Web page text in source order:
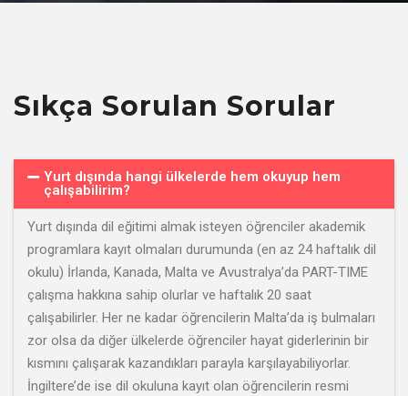
Sıkça Sorulan Sorular
Yurt dışında hangi ülkelerde hem okuyup hem
çalışabilirim?
Yurt dışında dil eğitimi almak isteyen öğrenciler akademik
programlara kayıt olmaları durumunda (en az 24 haftalık dil
okulu) İrlanda, Kanada, Malta ve Avustralya’da PART-TIME
çalışma hakkına sahip olurlar ve haftalık 20 saat
çalışabilirler. Her ne kadar öğrencilerin Malta’da iş bulmaları
zor olsa da diğer ülkelerde öğrenciler hayat giderlerinin bir
kısmını çalışarak kazandıkları parayla karşılayabiliyorlar.
İngiltere’de ise dil okuluna kayıt olan öğrencilerin resmi